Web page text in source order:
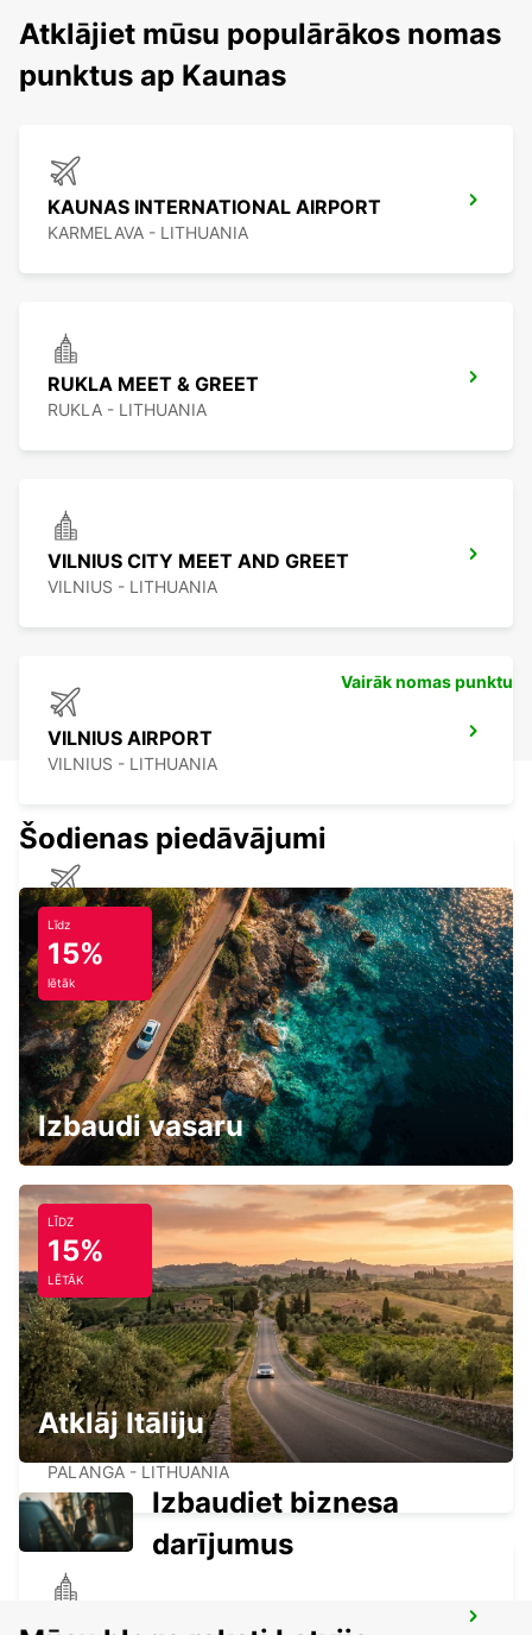
Atklājiet mūsu populārākos nomas
punktus ap Kaunas
KAUNAS INTERNATIONAL AIRPORT
KARMELAVA - LITHUANIA
RUKLA MEET & GREET
RUKLA - LITHUANIA
VILNIUS CITY MEET AND GREET
VILNIUS - LITHUANIA
VILNIUS AIRPORT
VILNIUS - LITHUANIA
SIAULIAI INTER APT *MEET & GREET*
SIAULIAI - LITHUANIA
KLAIPEDA
KLAIPEDA - LITHUANIA
RIGA STARPTAUTISKA LIDOSTA
RIGA - LATVIA
PALANGA AIRPORT
PALANGA - LITHUANIA
RIGA
Vairāk nomas punktu
Šodienas piedāvājumi
Līdz
15%
lētāk
Izbaudi vasaru
LĪDZ
15%
LĒTĀK
Atklāj Itāliju
Izbaudiet biznesa
darījumus